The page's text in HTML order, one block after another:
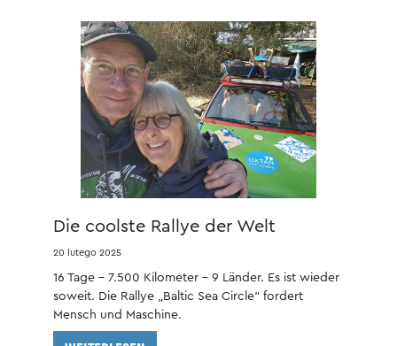
Die coolste Rallye der Welt
20 lutego 2025
16 Tage – 7.500 Kilometer - 9 Länder. Es ist wieder
soweit. Die Rallye „Baltic Sea Circle“ fordert
Mensch und Maschine.